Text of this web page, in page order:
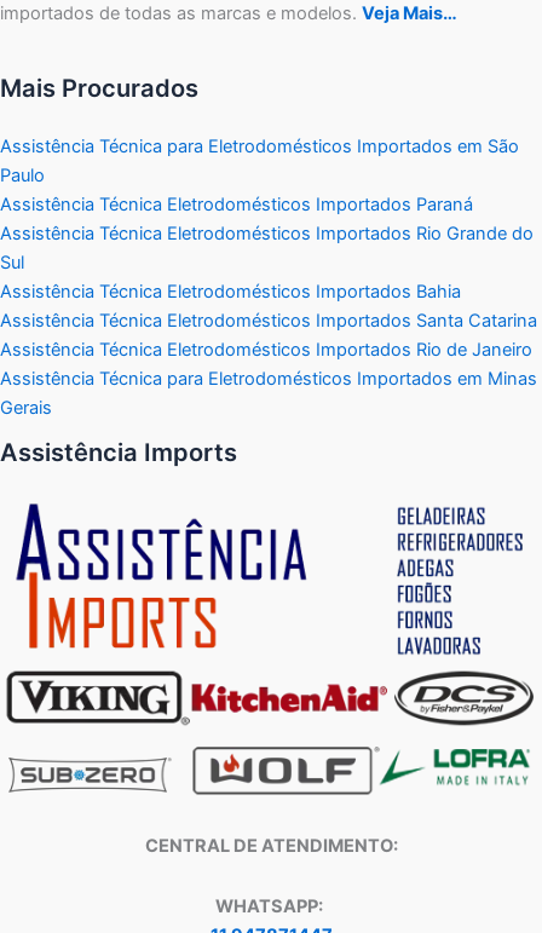
importados de todas as marcas e modelos. Veja Mais…
Mais Procurados
Assistência Técnica para Eletrodomésticos Importados em São
Paulo
Assistência Técnica Eletrodomésticos Importados Paraná
Assistência Técnica Eletrodomésticos Importados Rio Grande do
Sul
Assistência Técnica Eletrodomésticos Importados Bahia
Assistência Técnica Eletrodomésticos Importados Santa Catarina
Assistência Técnica Eletrodomésticos Importados Rio de Janeiro
Assistência Técnica para Eletrodomésticos Importados em Minas
Gerais
Assistência Imports
CENTRAL DE ATENDIMENTO:
WHATSAPP: